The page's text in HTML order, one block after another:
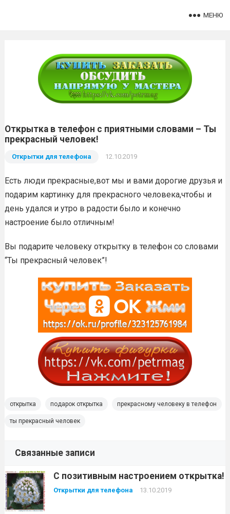
МЕНЮ
Открытка в телефон с приятными словами – Ты
прекрасный человек!
Открытки для телефона 12.10.2019
Есть люди прекрасные,вот мы и вами дорогие друзья и
подарим картинку для прекрасного человека,чтобы и
день удался и утро в радости было и конечно
настроение было отличным!
Вы подарите человеку открытку в телефон со словами
“Ты прекрасный человек”!
открытка подарок открытка прекрасному человеку в телефон
ты прекрасный человек
Связанные записи
С позитивным настроением открытка!
Открытки для телефона 13.10.2019